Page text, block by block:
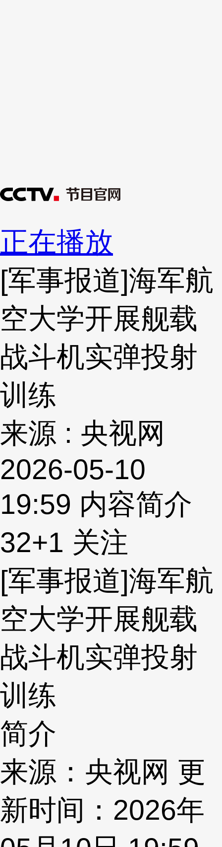
正在播放
[军事报道]海军航
空大学开展舰载
战斗机实弹投射
训练
来源 : 央视网
2026-05-10
19:59 内容简介
32+1 关注
[军事报道]海军航
空大学开展舰载
战斗机实弹投射
训练
简介
来源：央视网 更
新时间：2026年